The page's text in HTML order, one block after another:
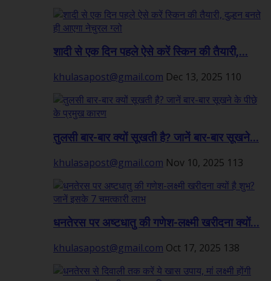
शादी से एक दिन पहले ऐसे करें स्किन की तैयारी,...
khulasapost@gmail.com Dec 13, 2025 110
तुलसी बार-बार क्यों सूखती है? जानें बार-बार सूखने...
khulasapost@gmail.com Nov 10, 2025 113
धनतेरस पर अष्टधातु की गणेश-लक्ष्मी खरीदना क्यों...
khulasapost@gmail.com Oct 17, 2025 138